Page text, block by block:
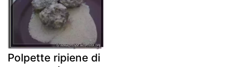
Polpette ripiene di